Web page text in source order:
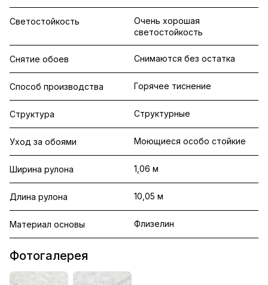
Светостойкость
Очень хорошая
светостойкость
Снятие обоев Снимаются без остатка
Способ производства Горячее тиснение
Структура Структурные
Уход за обоями Моющиеся особо стойкие
Ширина рулона 1,06 м
Длина рулона 10,05 м
Материал основы Флизелин
Фотогалерея